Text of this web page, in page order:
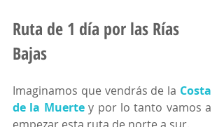
Ruta de 1 día por las Rías
Bajas
Imaginamos que vendrás de la Costa
de la Muerte y por lo tanto vamos a